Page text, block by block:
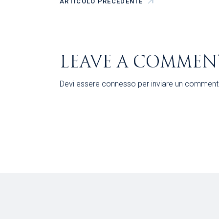
LEAVE A
Devi essere connesso per inviare un